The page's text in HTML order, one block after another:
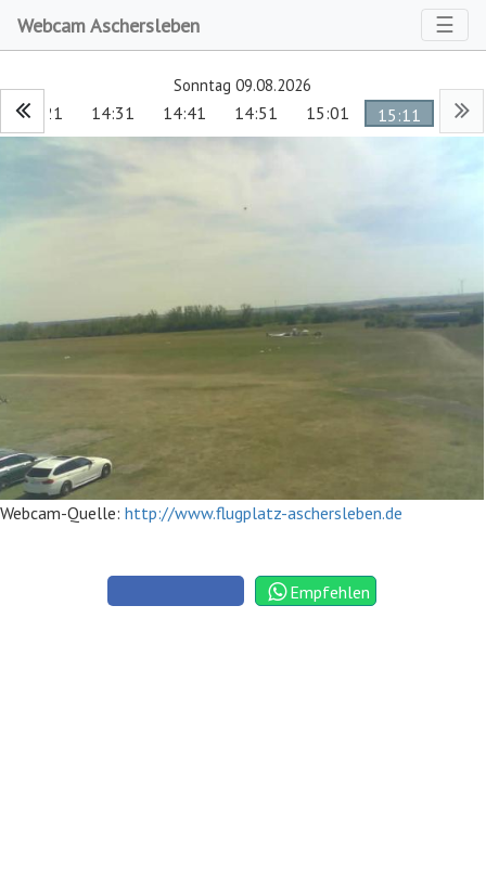
Webcam Aschersleben ☰
Sonntag 09.08.2026
14:21 14:31 14:41 14:51 15:01 15:11
Webcam-Quelle: http://www.flugplatz-aschersleben.de
Empfehlen